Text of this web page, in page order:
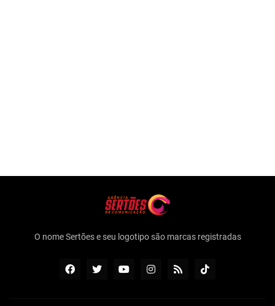
O nome Sertões e seu logotipo são marcas registradas